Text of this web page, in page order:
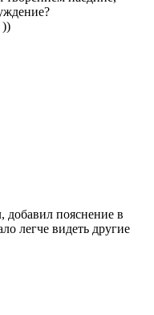
))
пояснение в
легче видеть другие